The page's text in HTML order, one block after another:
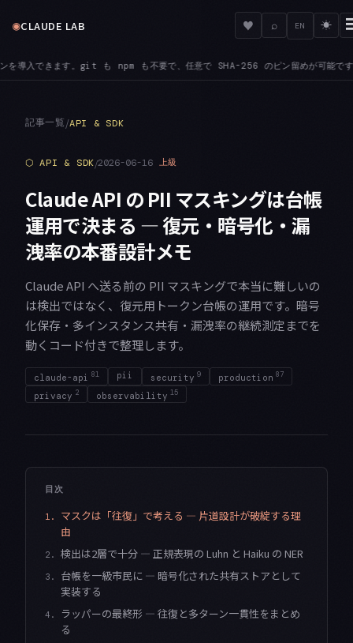
◉CLAUDE LAB ♥ ⌕ EN ☀
SHA-256 のピン留めが可能です●BEDROCK —
記事一覧/API & SDK
⬡ API & SDK/2026-06-16 上級
Claude API の PII マスキングは台帳
運用で決まる — 復元・暗号化・漏
洩率の本番設計メモ
Claude API へ送る前の PII マスキングで本当に難しいの
は検出ではなく、復元用トークン台帳の運用です。暗号
化保存・多インスタンス共有・漏洩率の継続測定までを
動くコード付きで整理します。
claude-api 81 pii security 9 production 87
privacy 2 observability 15
目次
1.
マスクは「往復」で考える — 片道設計が破綻する理
由
2. 検出は2層で十分 — 正規表現の Luhn と Haiku の NER
3.
台帳を一級市民に — 暗号化された共有ストアとして
実装する
4.
ラッパーの最終形 — 往復と多ターン一貫性をまとめ
る